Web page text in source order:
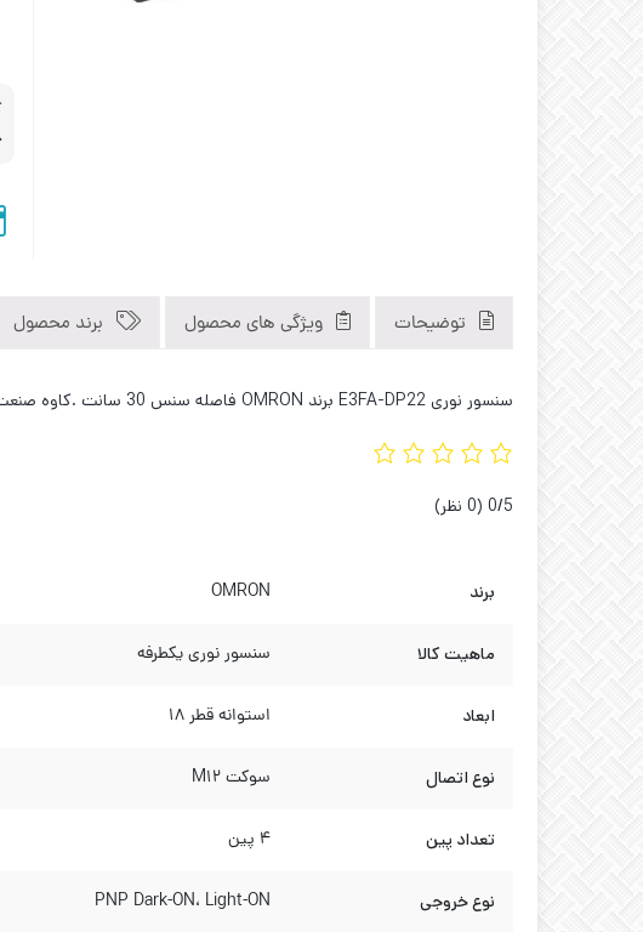
توضیحات ویژگی های محصول برند محصول
سنسور نوری E3FA-DP22 برند OMRON فاصله سنس 30 سانت .کاوه صنعت فروشگاه تخصصی سنسورهای صنعتی و اروپایی 02133929194 02136615383 09121040312
‫0/5 ‫(0 نظر)
برند OMRON
ماهیت کالا سنسور نوری یکطرفه
ابعاد استوانه قطر 18
نوع اتصال سوکت M12
تعداد پین 4 پین
نوع خروجی PNP Dark-ON، Light-ON